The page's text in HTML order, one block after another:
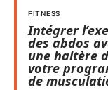
FITNESS
Intégrer
des abdos
une haltère
votre
de